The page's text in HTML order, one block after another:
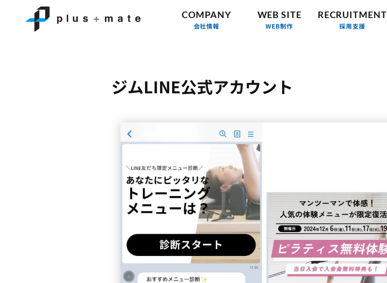
COMPANY
会社情報
WEB SITE
WEB制作
RECRUITMENT
採用支援
ジムLINE公式アカウント